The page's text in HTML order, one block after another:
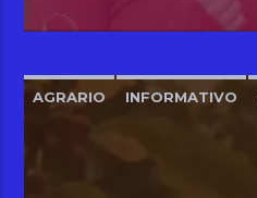
AGRARIO INFORMATIVO